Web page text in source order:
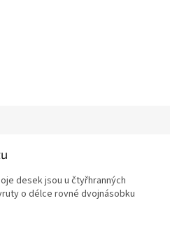
desek jsou u čtyřhranných
o délce rovné dvojnásobku